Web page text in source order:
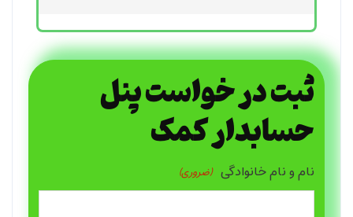
ثبت در خواست پنل
حسابدار کمک
نام و نام خانوادگی (ضروری)